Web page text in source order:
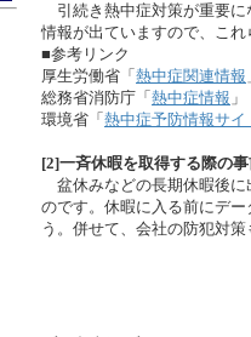
引続き熱中症対策が重要に
情報が出ていますので、こ
■参考リンク
厚生労働省「 熱中症関連情報
総務省消防庁「 熱中症情報 」
環境省「 熱中症予防情報サイ
[2]一斉休暇を取得する際の
盆休みなどの長期休暇後に
のです。休暇に入る前にデ
う。併せて、会社の防犯対